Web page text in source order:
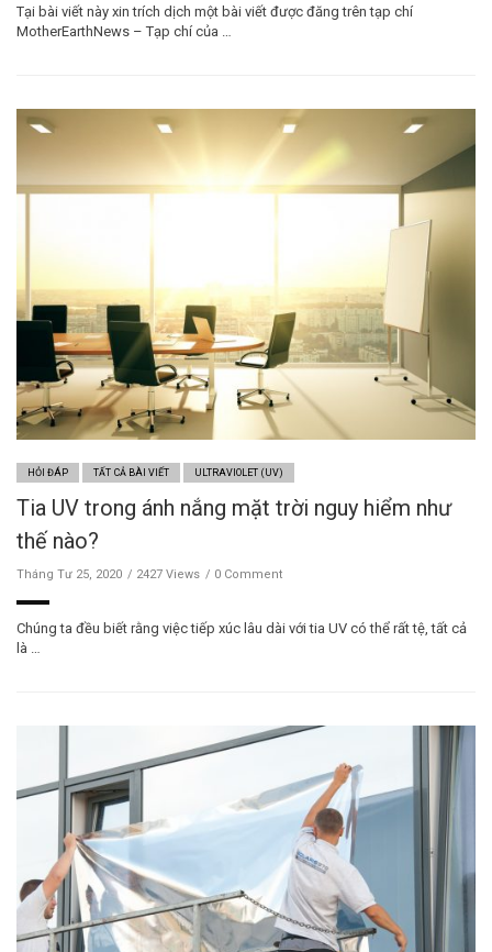
Tại bài viết này xin trích dịch một bài viết được đăng trên tạp chí
MotherEarthNews – Tạp chí của …
HỎI ĐÁP TẤT CẢ BÀI VIẾT ULTRAVIOLET (UV)
Tia UV trong ánh nắng mặt trời nguy hiểm như
thế nào?
Tháng Tư 25, 2020 2427 Views 0 Comment
Chúng ta đều biết rằng việc tiếp xúc lâu dài với tia UV có thể rất tệ, tất cả
là …